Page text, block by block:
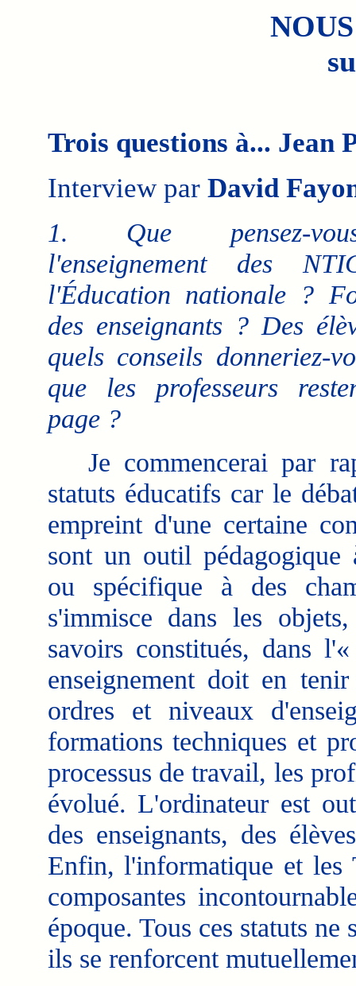
Trois questions à... Jean
Interview par David
1. Que pensez-
l'enseignement des
l'Éducation nationale ?
des enseignants ? Des
quels conseils donneriez-
que les professeurs
page ?
Je commencerai par
statuts éducatifs car le
empreint d'une certaine
sont un outil pédagogique
ou spécifique à des
s'immisce dans les
savoirs constitués, dans
enseignement doit en
ordres et niveaux
formations techniques et
processus de travail, les
évolué. L'ordinateur est
des enseignants, des
Enfin, l'informatique et les
composantes
époque. Tous ces statuts
ils se renforcent